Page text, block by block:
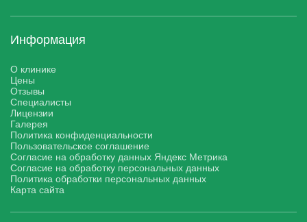
Информация
О клинике
Цены
Отзывы
Специалисты
Лицензии
Галерея
Политика конфиденциальности
Пользовательское соглашение
Согласие на обработку данных Яндекс Метрика
Согласие на обработку персональных данных
Политика обработки персональных данных
Карта сайта